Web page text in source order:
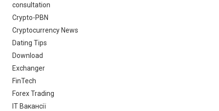
consultation
Crypto-PBN
Cryptocurrency News
Dating Tips
Download
Exchanger
FinTech
Forex Trading
IT Вакансії